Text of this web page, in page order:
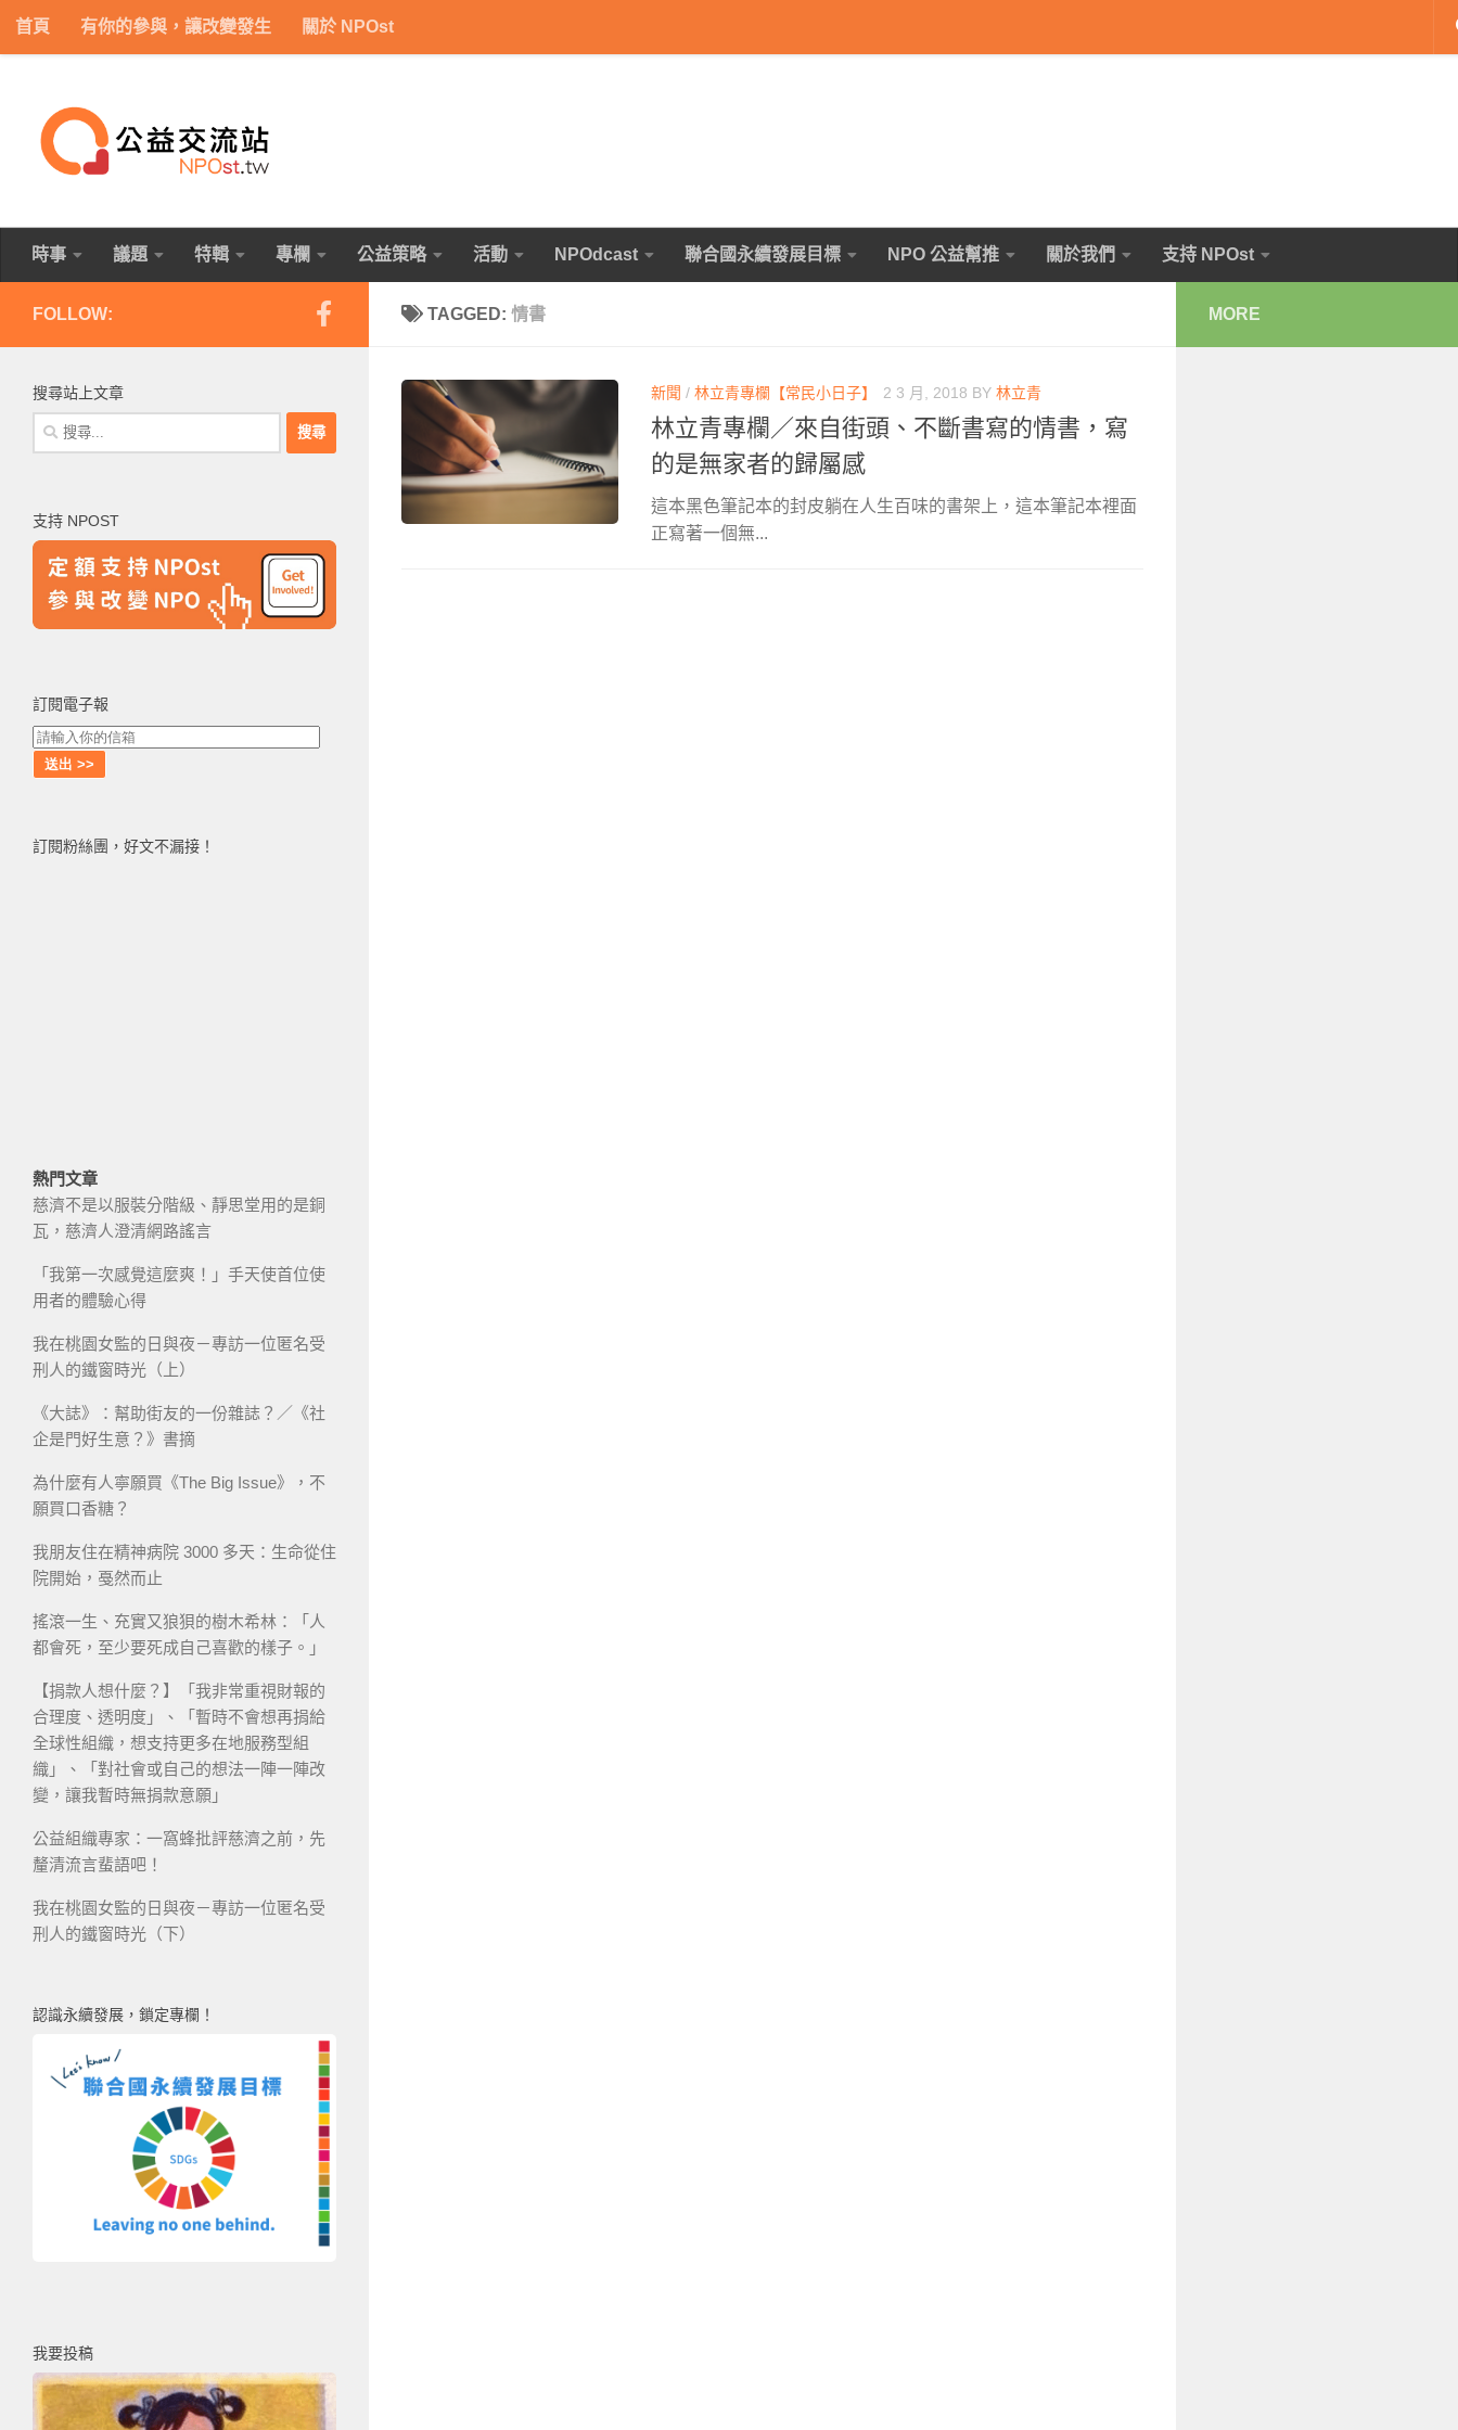
Skip to content
首頁 有你的參與，讓改變發生 關於 NPOst
時事 議題 特輯 專欄 公益策略 活動 NPOdcast 聯合國永續發展目標 NPO 公益幫推 關於我們 支持 NPOst
TAGGED: 情書
新聞 / 林立青專欄【常民小日子】 2 3 月, 2018 BY 林立青
林立青專欄／來自街頭、不斷書寫的情書，寫
的是無家者的歸屬感
這本黑色筆記本的封皮躺在人生百味的書架上，這本筆記本裡面
正寫著一個無...
FOLLOW:
搜尋站上文章
搜
尋
字:
支持 NPOST
訂閱電子報
訂閱粉絲團，好文不漏接！
熱門文章
慈濟不是以服裝分階級、靜思堂用的是銅
瓦，慈濟人澄清網路謠言
「我第一次感覺這麼爽！」手天使首位使
用者的體驗心得
我在桃園女監的日與夜－專訪一位匿名受
刑人的鐵窗時光（上）
《大誌》：幫助街友的一份雜誌？／《社
企是門好生意？》書摘
為什麼有人寧願買《The Big Issue》，不
願買口香糖？
我朋友住在精神病院 3000 多天：生命從住
院開始，戞然而止
搖滾一生、充實又狼狽的樹木希林：「人
都會死，至少要死成自己喜歡的樣子。」
【捐款人想什麼？】「我非常重視財報的
合理度、透明度」、「暫時不會想再捐給
全球性組織，想支持更多在地服務型組
織」、「對社會或自己的想法一陣一陣改
變，讓我暫時無捐款意願」
公益組織專家：一窩蜂批評慈濟之前，先
釐清流言蜚語吧！
我在桃園女監的日與夜－專訪一位匿名受
刑人的鐵窗時光（下）
認識永續發展，鎖定專欄！
我要投稿
MORE